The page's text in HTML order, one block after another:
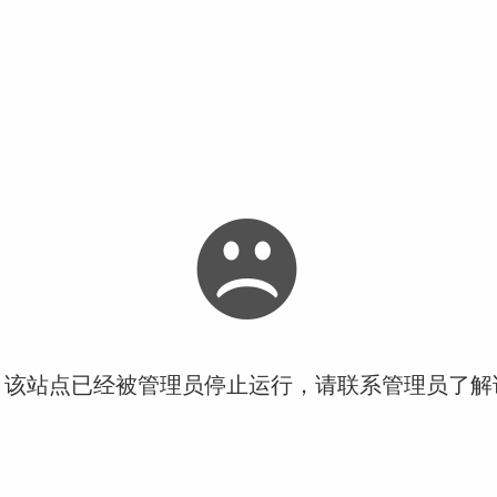
站点已经被管理员停止运行，请联系管理员了